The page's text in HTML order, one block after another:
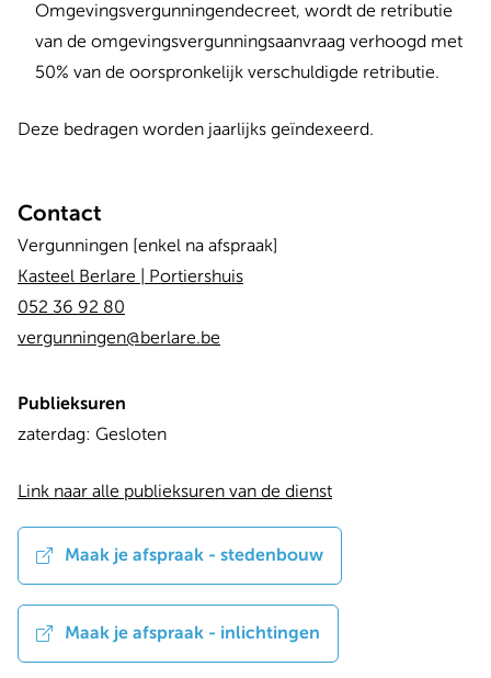
Omgevingsvergunningendecreet, wordt de retributie
van de omgevingsvergunningsaanvraag verhoogd met
50% van de oorspronkelijk verschuldigde retributie.
Deze bedragen worden jaarlijks geïndexeerd.
Contact
Vergunningen [enkel na afspraak]
Kasteel Berlare | Portiershuis
052 36 92 80
vergunningen@berlare.be
Publieksuren
Dag
Time
zaterdag: Gesloten
Link naar alle publieksuren van de dienst
Maak je afspraak - stedenbouw
Maak je afspraak - inlichtingen